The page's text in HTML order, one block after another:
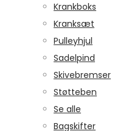
Krankboks
Kranksæt
Pulleyhjul
Sadelpind
Skivebremser
Støtteben
Se alle
Bagskifter